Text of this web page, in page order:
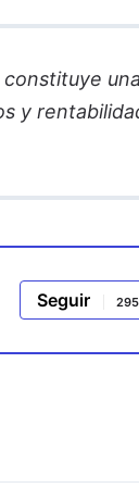
una
y
Seguir 295